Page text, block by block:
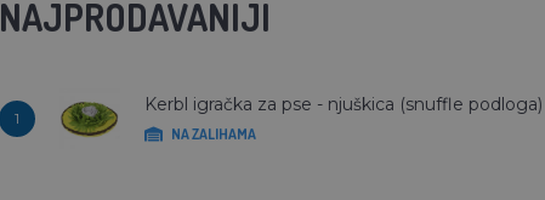
NAJPRODAVANIJI
1
Kerbl igračka za pse - njuškica (snuffle podloga)
NA ZALIHAMA